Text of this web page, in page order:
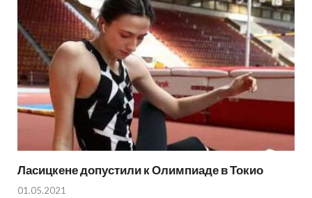
Ласицкене допустили к Олимпиаде в Токио
01.05.2021